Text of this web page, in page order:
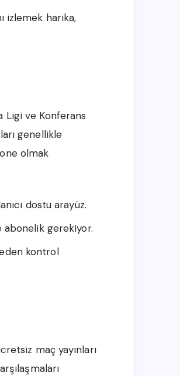
izlemek harika,
Ligi ve Konferans
genellikle
olmak
dostu arayüz.
abonelik gerekiyor.
kontrol
maç yayınları